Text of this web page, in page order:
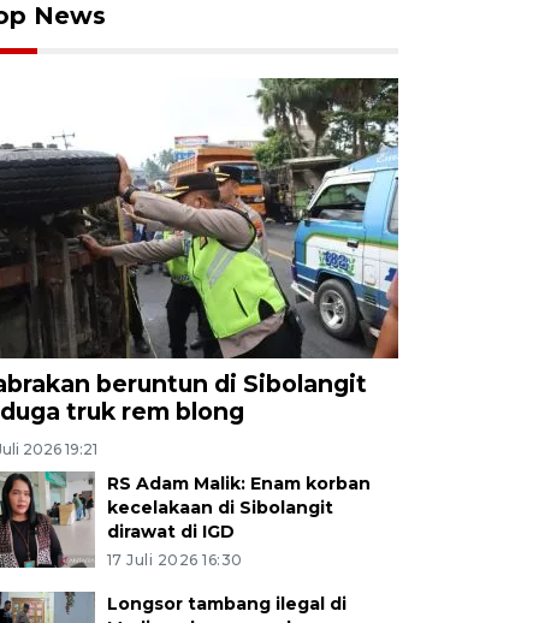
News
beruntun di Sibolangit
truk rem blong
2026 19:21
RS Adam Malik: Enam korban
kecelakaan di Sibolangit
dirawat di IGD
17 Juli 2026 16:30
Longsor tambang ilegal di